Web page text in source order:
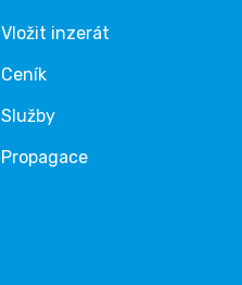
Vložit inzerát
Ceník
Služby
Propagace